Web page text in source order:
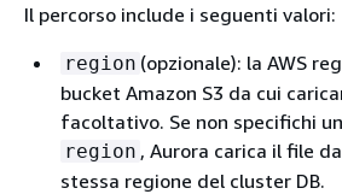
Il percorso include i seguenti valori:
region (opzionale): la AWS
bucket Amazon S3 da cui
facoltativo. Se non specifichi
region , Aurora carica il file
stessa regione del cluster DB.